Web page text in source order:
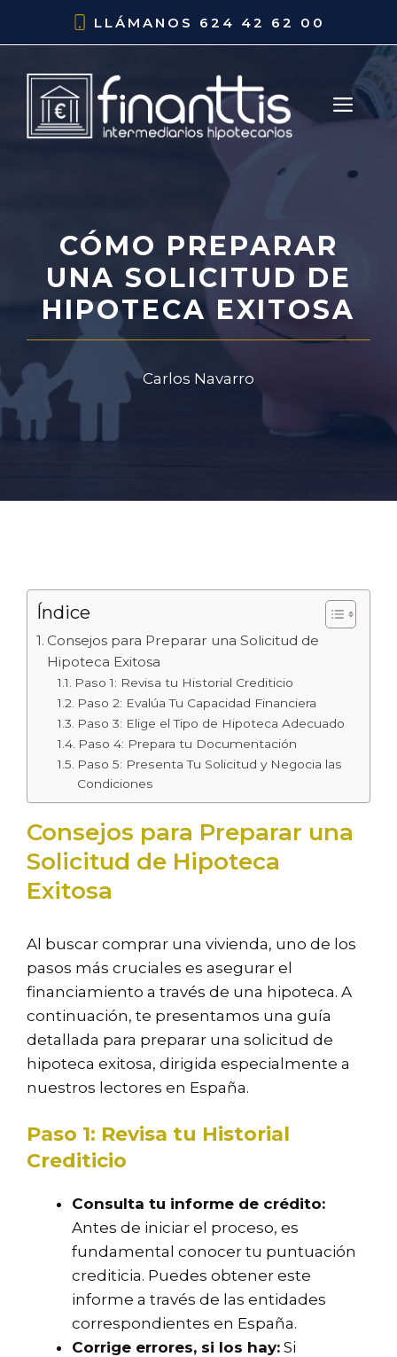
LLÁMANOS 624 42 62 00
CÓMO PREPARAR
UNA SOLICITUD DE
HIPOTECA EXITOSA
Carlos Navarro
Índice
Consejos para Preparar una Solicitud de
Hipoteca Exitosa
Paso 1: Revisa tu Historial Crediticio
Paso 2: Evalúa Tu Capacidad Financiera
Paso 3: Elige el Tipo de Hipoteca Adecuado
Paso 4: Prepara tu Documentación
Paso 5: Presenta Tu Solicitud y Negocia las
Condiciones
Consejos para Preparar una
Solicitud de Hipoteca
Exitosa
Al buscar comprar una vivienda, uno de los
pasos más cruciales es asegurar el
financiamiento a través de una hipoteca. A
continuación, te presentamos una guía
detallada para preparar una solicitud de
hipoteca exitosa, dirigida especialmente a
nuestros lectores en España.
Paso 1: Revisa tu Historial
Crediticio
Consulta tu informe de crédito:
Antes de iniciar el proceso, es
fundamental conocer tu puntuación
crediticia. Puedes obtener este
informe a través de las entidades
correspondientes en España.
Corrige errores, si los hay: Si